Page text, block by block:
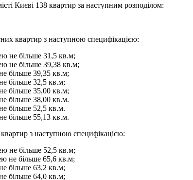
Києві 138 квартир за наступним розподілом:
квартир з наступною специфікацією:
не більше 31,5 кв.м;
не більше 39,38 кв.м;
більше 39,35 кв.м;
більше 32,5 кв.м;
більше 35,00 кв.м;
більше 38,00 кв.м.
більше 52,5 кв.м.
більше 55,13 кв.м.
з наступною специфікацією:
не більше 52,5 кв.м;
не більше 65,6 кв.м;
більше 63,2 кв.м;
більше 64,0 кв.м;